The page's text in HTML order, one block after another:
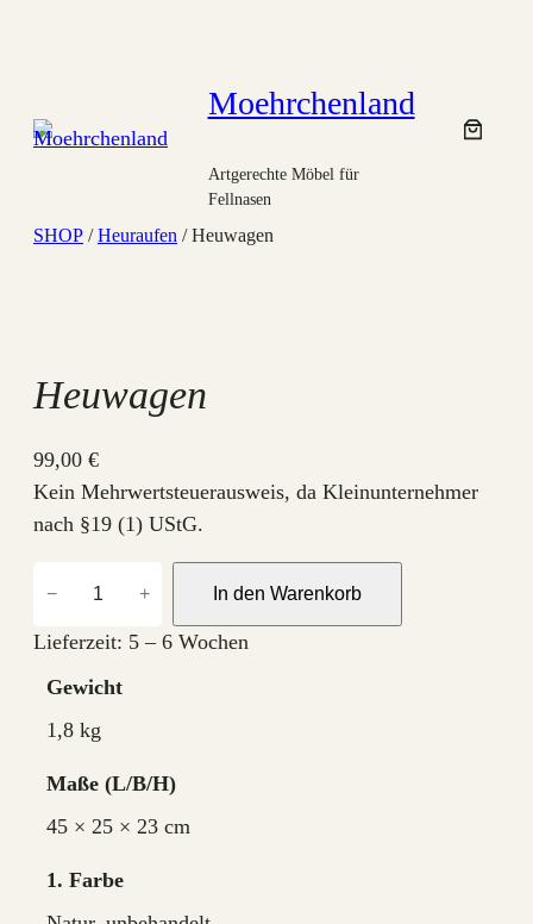
Moehrchenland
Artgerechte Möbel für
Fellnasen
SHOP /Heuraufen / Heuwagen
Heuwagen
99,00 €
Kein Mehrwertsteuerausweis, da Kleinunternehmer
nach §19 (1) UStG.
u
M
− + In den Warenkorb
Lieferzeit: 5 – 6 Wochen
Gewicht
1,8 kg
Maße
45 × 25 × 23 cm
1. Farbe